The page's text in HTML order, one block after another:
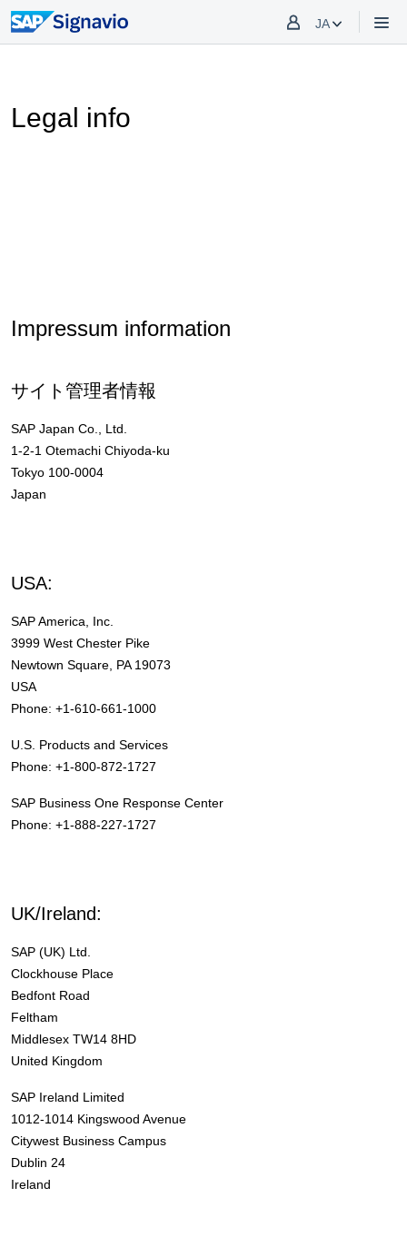
JA
Legal info
Impressum information
サイト管理者情報
SAP Japan Co., Ltd.
1-2-1 Otemachi Chiyoda-ku
Tokyo 100-0004
Japan
USA:
SAP America, Inc.
3999 West Chester Pike
Newtown Square, PA 19073
USA
Phone: +1-610-661-1000
U.S. Products and Services
Phone: +1-800-872-1727
SAP Business One Response Center
Phone: +1-888-227-1727
UK/Ireland:
SAP (UK) Ltd.
Clockhouse Place
Bedfont Road
Feltham
Middlesex TW14 8HD
United Kingdom
SAP Ireland Limited
1012-1014 Kingswood Avenue
Citywest Business Campus
Dublin 24
Ireland